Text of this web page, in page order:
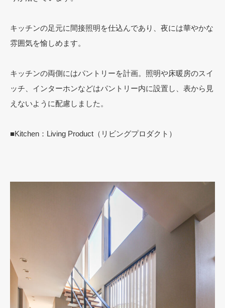
キッチンの足元に間接照明を仕込んであり、夜には華やかな
雰囲気を愉しめます。
キッチンの両側にはパントリーを計画。照明や床暖房のスイ
ッチ、インターホンなどはパントリー内に設置し、表から見
えないように配慮しました。
■Kitchen：Living Product（リビングプロダクト）